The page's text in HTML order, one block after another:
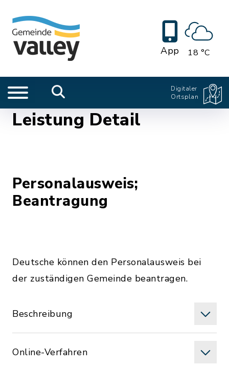
App 18 °C
Digitaler
Ortsplan
Leistung Detail
Personalausweis;
Beantragung
Deutsche können den Personalausweis bei
der zuständigen Gemeinde beantragen.
Beschreibung
Online-Verfahren